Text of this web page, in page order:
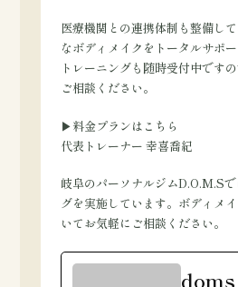
医療機関との連携体制も整備し
なボディメイクをトータルサポ
トレーニングも随時受付中です
ご相談ください。
▶料金プランはこちら
代表トレーナー 幸喜喬紀
岐阜のパーソナルジムD.O.M.S
グを実施しています。ボディメ
いてお気軽にご相談ください。
doms